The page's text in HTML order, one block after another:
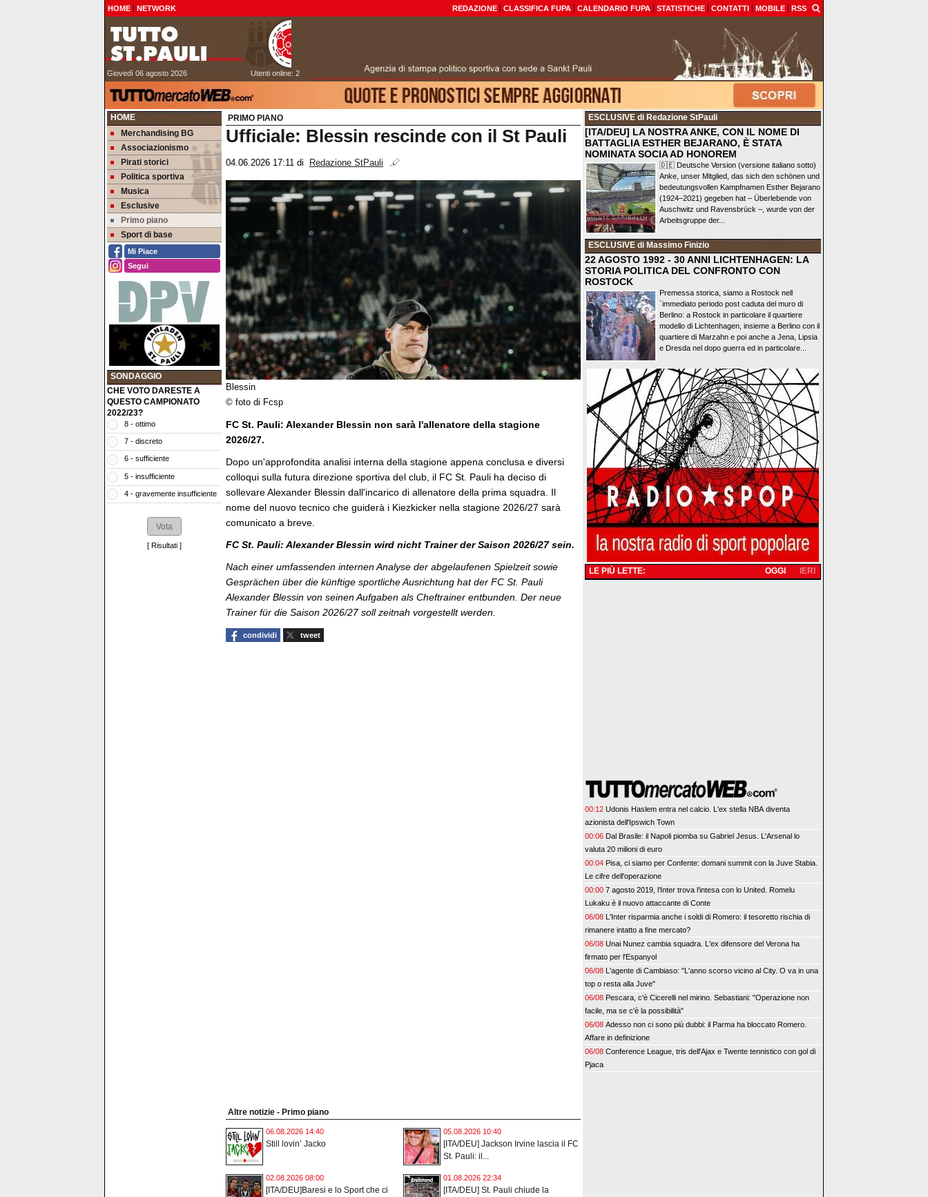
HOME NETWORK REDAZIONE CLASSIFICA FUPA CALENDARIO FUPA STATISTICHE CONTATTI MOBILE RSS
Giovedì 06 agosto 2026 Utenti online: 2
HOME
Merchandising BG
Associazionismo
Pirati storici
Politica sportiva
Musica
Esclusive
Primo piano
Sport di base
Mi Piace
Segui
SONDAGGIO
CHE VOTO DARESTE A
QUESTO CAMPIONATO
2022/23?
8 - ottimo
7 - discreto
6 - sufficiente
5 - insufficiente
4 - gravemente insufficiente
[ Risultati ]
PRIMO PIANO
Ufficiale: Blessin rescinde con il St Pauli
04.06.2026 17:11 di Redazione StPauli
Blessin
© foto di Fcsp
FC St. Pauli: Alexander Blessin non sarà l'allenatore della stagione
2026/27.
Dopo un'approfondita analisi interna della stagione appena conclusa e diversi
colloqui sulla futura direzione sportiva del club, il FC St. Pauli ha deciso di
sollevare Alexander Blessin dall'incarico di allenatore della prima squadra. Il
nome del nuovo tecnico che guiderà i Kiezkicker nella stagione 2026/27 sarà
comunicato a breve.
FC St. Pauli: Alexander Blessin wird nicht Trainer der Saison 2026/27 sein.
Nach einer umfassenden internen Analyse der abgelaufenen Spielzeit sowie
Gesprächen über die künftige sportliche Ausrichtung hat der FC St. Pauli
Alexander Blessin von seinen Aufgaben als Cheftrainer entbunden. Der neue
Trainer für die Saison 2026/27 soll zeitnah vorgestellt werden.
condividi tweet
Altre notizie - Primo piano
06.08.2026 14:40
Still lovin’ Jacko
05.08.2026 10:40
[ITA/DEU] Jackson Irvine lascia il FC
St. Pauli: il...
02.08.2026 08:00
[ITA/DEU]Baresi e lo Sport che ci
01.08.2026 22:34
[ITA/DEU] St. Pauli chiude la
ESCLUSIVE di Redazione StPauli
[ITA/DEU] LA NOSTRA ANKE, CON IL NOME DI
BATTAGLIA ESTHER BEJARANO, È STATA
NOMINATA SOCIA AD HONOREM
🇩🇪 Deutsche Version (versione italiano sotto)
Anke, unser Mitglied, das sich den schönen und
bedeutungsvollen Kampfnamen Esther Bejarano
(1924–2021) gegeben hat – Überlebende von
Auschwitz und Ravensbrück –, wurde von der
Arbeitsgruppe der...
ESCLUSIVE di Massimo Finizio
22 AGOSTO 1992 - 30 ANNI LICHTENHAGEN: LA
STORIA POLITICA DEL CONFRONTO CON
ROSTOCK
Premessa storica, siamo a Rostock nell
´immediato periodo post caduta del muro di
Berlino: a Rostock in particolare il quartiere
modello di Lichtenhagen, insieme a Berlino con il
quartiere di Marzahn e poi anche a Jena, Lipsia
e Dresda nel dopo guerra ed in particolare...
LE PIÙ LETTE: IERI
OGGI
00:12 Udonis Haslem entra nel calcio. L'ex stella NBA diventa
azionista dell'Ipswich Town
00:06 Dal Brasile: il Napoli piomba su Gabriel Jesus. L'Arsenal lo
valuta 20 milioni di euro
00:04 Pisa, ci siamo per Confente: domani summit con la Juve Stabia.
Le cifre dell'operazione
00:00 7 agosto 2019, l'Inter trova l'intesa con lo United. Romelu
Lukaku è il nuovo attaccante di Conte
06/08 L'Inter risparmia anche i soldi di Romero: il tesoretto rischia di
rimanere intatto a fine mercato?
06/08 Unai Nunez cambia squadra. L'ex difensore del Verona ha
firmato per l'Espanyol
06/08 L'agente di Cambiaso: "L'anno scorso vicino al City. O va in una
top o resta alla Juve"
06/08 Pescara, c'è Cicerelli nel mirino. Sebastiani: "Operazione non
facile, ma se c'è la possibilità"
06/08 Adesso non ci sono più dubbi: il Parma ha bloccato Romero.
Affare in definizione
06/08 Conference League, tris dell'Ajax e Twente tennistico con gol di
Pjaca